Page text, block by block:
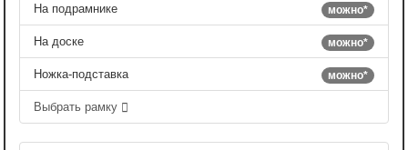
можно*
На подрамнике
можно*
На доске
можно*
Ножка-подставка
Выбрать рамку